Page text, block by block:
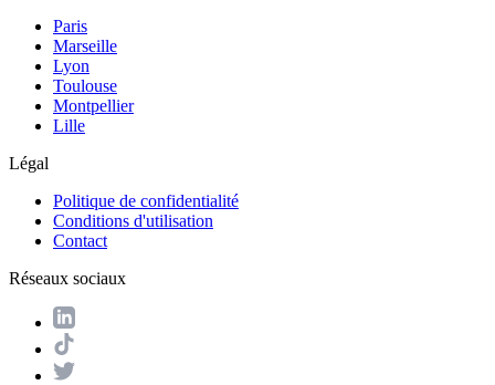
Paris
Marseille
Lyon
Toulouse
Montpellier
Lille
Légal
Politique de confidentialité
Conditions d'utilisation
Contact
Réseaux sociaux